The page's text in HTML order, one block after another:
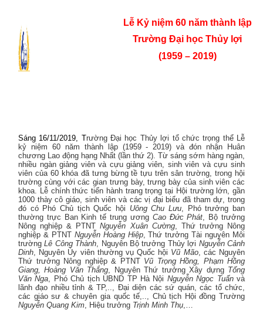
Lễ Kỷ niệm 60 năm thành lập
Trường Đại học Thủy lợi
(1959 – 2019)
Sáng 16/11/2019, Trường Đại học Thủy lợi tổ chức trọng thể Lễ
kỷ niệm 60 năm thành lập (1959 - 2019) và đón nhận Huân
chương Lao động hạng Nhất (lần thứ 2). Từ sáng sớm hàng ngàn,
nhiều ngàn giảng viên và cựu giảng viên, sinh viên và cựu sinh
viên của 60 khóa đã tưng bừng tề tựu trên sân trường, trong hội
trường cùng với các gian trưng bày, trưng bày của sinh viên các
khoa. Lễ chính thức tiến hành trang trọng tại Hội trường lớn, gần
1000 thày cô giáo, sinh viên và các vị đại biểu đã tham dự, trong
đó có Phó Chủ tịch Quốc hội Uông Chu Lưu , Phó trưởng ban
thường trực Ban Kinh tế trung ương Cao Đức Phát , Bộ trưởng
Nông nghiệp & PTNTNguyễn Xuân Cường, Thứ trưởng Nông
nghiệp & PTNT Nguyễn Hoàng Hiệp, Thứ trưởng Tài nguyên Môi
trườngLê Công Thành , Nguyên Bộ trưởng Thủy lợi Nguyễn Cảnh
Dinh , Nguyên Ủy viên thường vụ Quốc hội Vũ Mão, các Nguyên
Thứ trưởng Nông nghiệp & PTNT Vũ Trọng Hồng, Phạm Hồng
Giang, Hoàng Văn Thắng , Nguyên Thứ trưởng Xây dựng Tống
Văn Nga , Phó Chủ tịch UBND TP Hà Nội Nguyễn Ngọc Tuấnvà
lãnh đạo nhiều tỉnh & TP,.., Đại diện các sứ quán, các tổ chức,
các giáo sư & chuyên gia quốc tế,.., Chủ tịch Hội đồng Trường
Nguyễn Quang Kim , Hiệu trưởng Trịnh Minh Thụ